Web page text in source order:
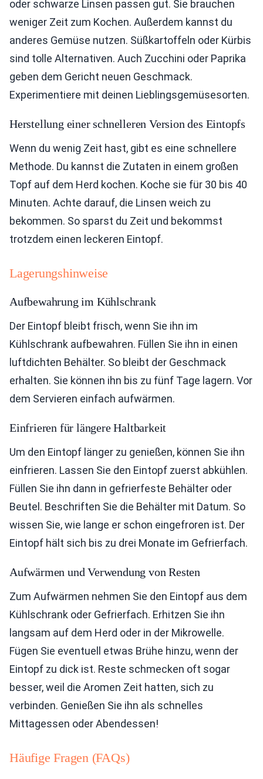
oder schwarze Linsen passen gut. Sie brauchen
weniger Zeit zum Kochen. Außerdem kannst du
anderes Gemüse nutzen. Süßkartoffeln oder Kürbis
sind tolle Alternativen. Auch Zucchini oder Paprika
geben dem Gericht neuen Geschmack.
Experimentiere mit deinen Lieblingsgemüsesorten.
Herstellung einer schnelleren Version des Eintopfs
Wenn du wenig Zeit hast, gibt es eine schnellere
Methode. Du kannst die Zutaten in einem großen
Topf auf dem Herd kochen. Koche sie für 30 bis 40
Minuten. Achte darauf, die Linsen weich zu
bekommen. So sparst du Zeit und bekommst
trotzdem einen leckeren Eintopf.
Lagerungshinweise
Aufbewahrung im Kühlschrank
Der Eintopf bleibt frisch, wenn Sie ihn im
Kühlschrank aufbewahren. Füllen Sie ihn in einen
luftdichten Behälter. So bleibt der Geschmack
erhalten. Sie können ihn bis zu fünf Tage lagern. Vor
dem Servieren einfach aufwärmen.
Einfrieren für längere Haltbarkeit
Um den Eintopf länger zu genießen, können Sie ihn
einfrieren. Lassen Sie den Eintopf zuerst abkühlen.
Füllen Sie ihn dann in gefrierfeste Behälter oder
Beutel. Beschriften Sie die Behälter mit Datum. So
wissen Sie, wie lange er schon eingefroren ist. Der
Eintopf hält sich bis zu drei Monate im Gefrierfach.
Aufwärmen und Verwendung von Resten
Zum Aufwärmen nehmen Sie den Eintopf aus dem
Kühlschrank oder Gefrierfach. Erhitzen Sie ihn
langsam auf dem Herd oder in der Mikrowelle.
Fügen Sie eventuell etwas Brühe hinzu, wenn der
Eintopf zu dick ist. Reste schmecken oft sogar
besser, weil die Aromen Zeit hatten, sich zu
verbinden. Genießen Sie ihn als schnelles
Mittagessen oder Abendessen!
Häufige Fragen (FAQs)